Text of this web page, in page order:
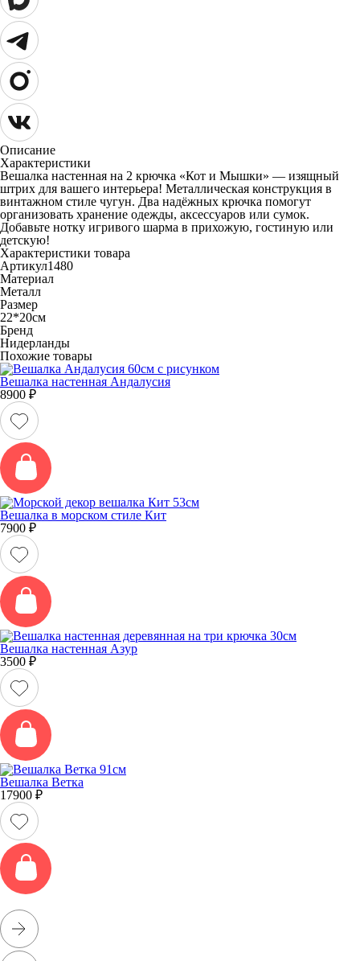
Описание
Характеристики
Вешалка настенная на 2 крючка «Кот и Мышки» — изящный
штрих для вашего интерьера! Металлическая конструкция в
винтажном стиле чугун. Два надёжных крючка помогут
организовать хранение одежды, аксессуаров или сумок.
Добавьте нотку игривого шарма в прихожую, гостиную или
детскую!
Характеристики товара
Артикул1480
Материал
Металл
Размер
22*20см
Бренд
Нидерланды
Похожие товары
Вешалка настенная Андалусия
8900 ₽
Вешалка в морском стиле Кит
7900 ₽
Вешалка настенная Азур
3500 ₽
Вешалка Ветка
17900 ₽